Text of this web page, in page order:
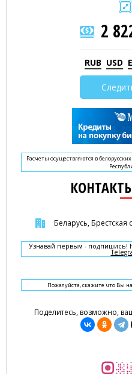
2
RUB USD
Расчеты осуществляются в
Беларусь,
Узнавай первым - подпишись!
Пожалуйста, скажите что Вы
Поделитесь, возможно,